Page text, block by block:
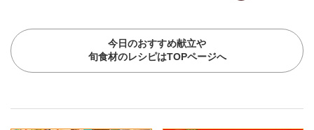
今日のおすすめ献立や
旬食材のレシピはTOPページへ